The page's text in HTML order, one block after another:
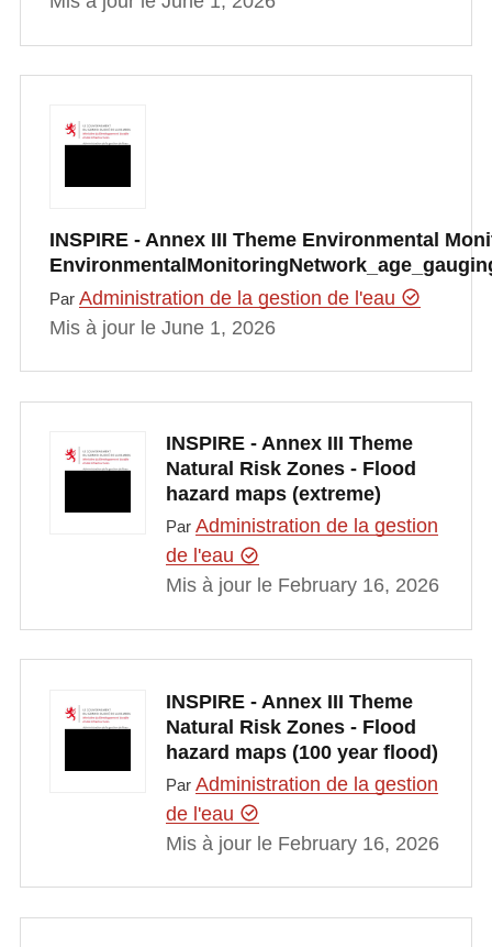
INSPIRE - Annex III Theme Environmental
Par Administration de la gestion de l'eau
Mis à jour le June 1, 2026
INSPIRE - Annex III Theme
Natural Risk Zones - Flood
hazard maps (extreme)
Par Administration de la gestion
de l'eau
Mis à jour le February 16, 2026
INSPIRE - Annex III Theme
Natural Risk Zones - Flood
hazard maps (100 year flood)
Par Administration de la gestion
de l'eau
Mis à jour le February 16, 2026